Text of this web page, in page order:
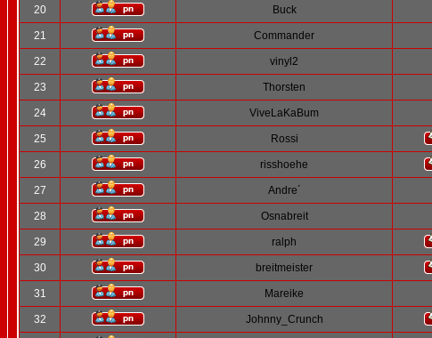
20 Buck
21 Commander
22 vinyl2
23 Thorsten
24 ViveLaKaBum
25 Rossi
26 risshoehe
27 Andre´
28 Osnabreit
29 ralph
30 breitmeister
31 Mareike
32 Johnny_Crunch